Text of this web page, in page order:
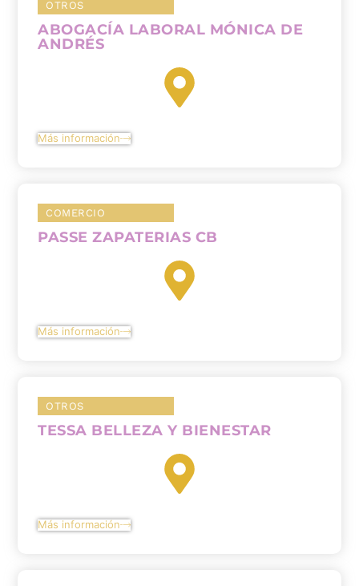
OTROS
ABOGACÍA LABORAL MÓNICA DE
ANDRÉS
Más información
COMERCIO
PASSE ZAPATERIAS CB
Más información
OTROS
TESSA BELLEZA Y BIENESTAR
Más información